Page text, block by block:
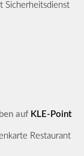
Sicherheitsdienst
auf KLE-Point
Restaurant